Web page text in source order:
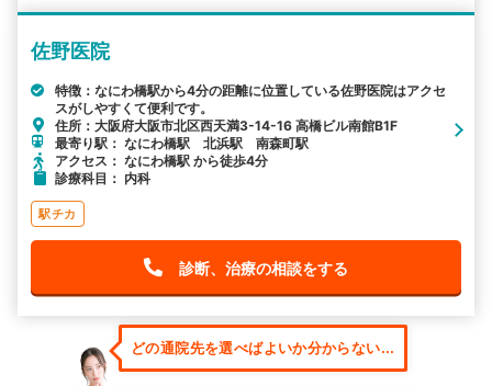
佐野医院
特徴：なにわ橋駅から4分の距離に位置している佐野医院はアクセ
スがしやすくて便利です。
住所：大阪府大阪市北区西天満3-14-16 高橋ビル南館B1F
最寄り駅： なにわ橋駅 北浜駅 南森町駅
アクセス： なにわ橋駅 から徒歩4分
診療科目： 内科
駅チカ
診断、治療の相談をする
どの通院先を選べばよいか分からない...